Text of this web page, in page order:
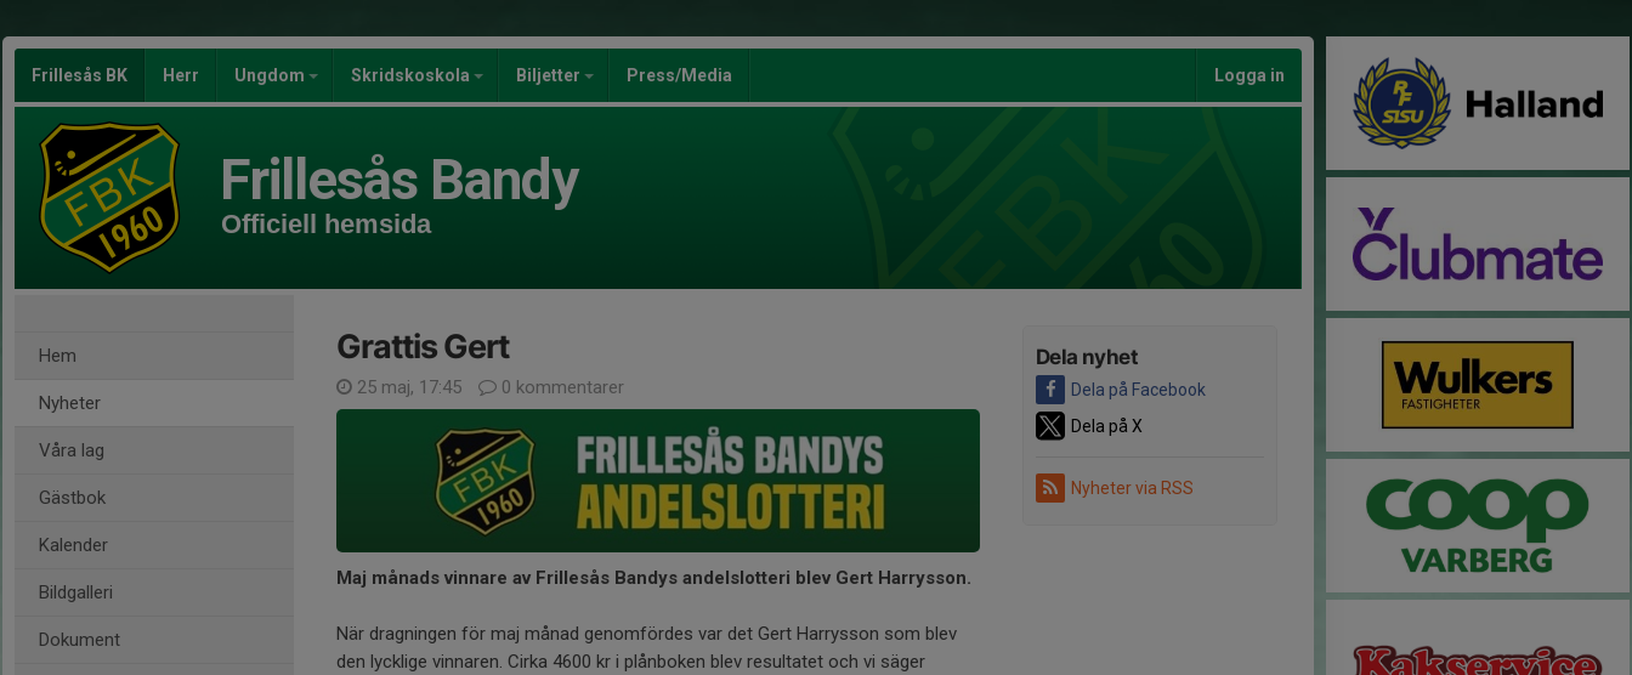
Frillesås BK Herr Ungdom Skridskoskola Biljetter Press/Media Logga in
Frillesås Bandy
Officiell hemsida
Hem
Nyheter
Våra lag
Gästbok
Kalender
Bildgalleri
Dokument
Dela nyhet
Dela på Facebook
Dela på X
Nyheter via RSS
Grattis Gert
25 maj, 17:45 0 kommentarer
Maj månads vinnare av Frillesås Bandys andelslotteri blev Gert Harrysson.
När dragningen för maj månad genomfördes var det Gert Harrysson som blev
den lycklige vinnaren. Cirka 4600 kr i plånboken blev resultatet och vi säger